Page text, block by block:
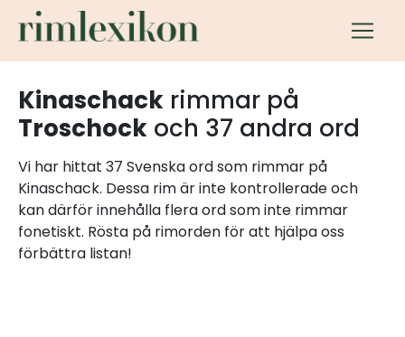
Kinaschack rimmar på
Troschock och 37 andra ord
Vi har hittat 37 Svenska ord som rimmar på
Kinaschack. Dessa rim är inte kontrollerade och
kan därför innehålla flera ord som inte rimmar
fonetiskt. Rösta på rimorden för att hjälpa oss
förbättra listan!